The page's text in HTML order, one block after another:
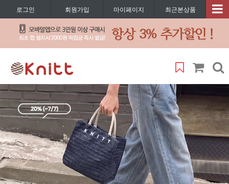
로그인 회원가입 마이페이지 최근본상품